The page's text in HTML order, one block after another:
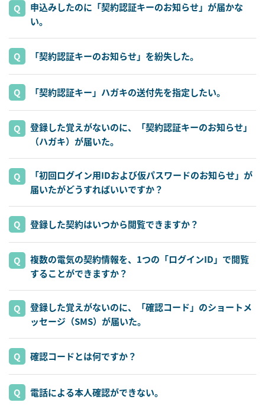
申込みしたのに「契約認証キーのお知らせ」が届かな
い。
「契約認証キーのお知らせ」を紛失した。
「契約認証キー」ハガキの送付先を指定したい。
登録した覚えがないのに、「契約認証キーのお知らせ」
（ハガキ）が届いた。
「初回ログイン用IDおよび仮パスワードのお知らせ」が
届いたがどうすればいいですか？
登録した契約はいつから閲覧できますか？
複数の電気の契約情報を、1つの「ログインID」で閲覧
することができますか？
登録した覚えがないのに、「確認コード」のショートメ
ッセージ（SMS）が届いた。
確認コードとは何ですか？
電話による本人確認ができない。